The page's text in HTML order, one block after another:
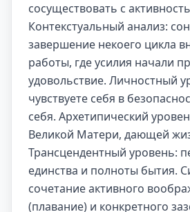
сосуществовать с
Контекстуальный анализ:
завершение некоего цикла
работы, где усилия начали
удовольствие. Личностный
чувствуете себя в
себя. Архетипический
Великой Матери, дающей
Трансцендентный уровень:
единства и полноты бытия.
сочетание активного
(плавание) и конкретного